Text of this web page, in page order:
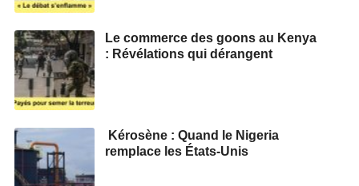
Le commerce des goons au Kenya
: Révélations qui dérangent
Kérosène : Quand le Nigeria
remplace les États-Unis